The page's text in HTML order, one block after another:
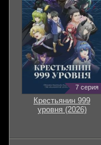
7 серия
Крестьянин 999
уровня (2026)